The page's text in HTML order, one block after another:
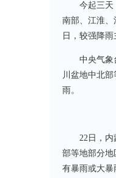
今起三天
南部、江淮、
日，较强降
中央气象
川盆地中北
雨。
22日，
部等地部分地
有暴雨或大暴